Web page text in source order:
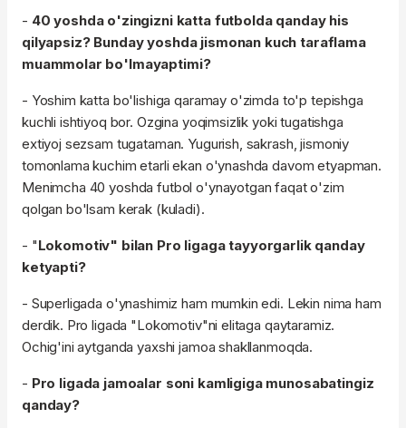
- 40 yoshda o'zingizni katta futbolda qanday his
qilyapsiz? Bunday yoshda jismonan kuch taraflama
muammolar bo'lmayaptimi?
- Yoshim katta bo'lishiga qaramay o'zimda to'p tepishga
kuchli ishtiyoq bor. Ozgina yoqimsizlik yoki tugatishga
extiyoj sezsam tugataman. Yugurish, sakrash, jismoniy
tomonlama kuchim etarli ekan o'ynashda davom etyapman.
Menimcha 40 yoshda futbol o'ynayotgan faqat o'zim
qolgan bo'lsam kerak (kuladi).
- "Lokomotiv" bilan Pro ligaga tayyorgarlik qanday
ketyapti?
- Superligada o'ynashimiz ham mumkin edi. Lekin nima ham
derdik. Pro ligada "Lokomotiv"ni elitaga qaytaramiz.
Ochig'ini aytganda yaxshi jamoa shakllanmoqda.
- Pro ligada jamoalar soni kamligiga munosabatingiz
qanday?